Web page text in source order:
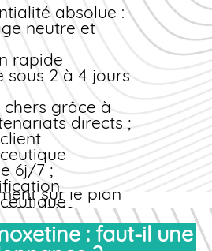
et suivi
médical
est
pour
dose
Le médecin
du
et surveille
effets
sur le plan
artérielle,
cardiaque)
absolue :
neutre et
rapide
sous 2 à 4 jours
chers grâce à
directs ;
6j/7 ;
commande en